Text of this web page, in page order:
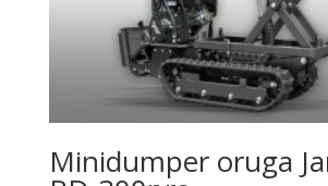
Minidumper oruga